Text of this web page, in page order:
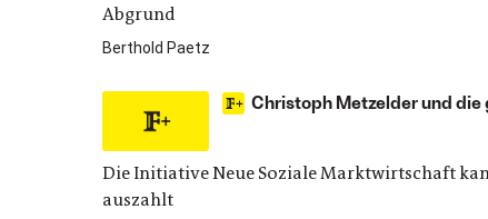
Abgrund
Berthold Paetz
Christoph Metzelder und
Die Initiative Neue Soziale Marktwirtschaft
auszahlt